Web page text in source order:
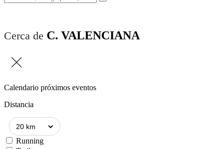
Cerca de C. VALENCIANA
Calendario próximos eventos
Distancia
Running